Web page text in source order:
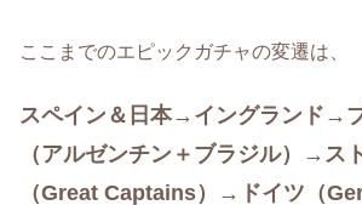
ここまでのエピックガチャの変遷は、
スペイン＆日本→イングランド→
（アルゼンチン＋ブラジル）→ス
（Great Captains）→ドイツ（